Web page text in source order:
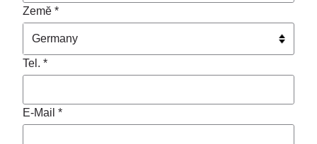
Zemĕ *
Tel. *
E-Mail *